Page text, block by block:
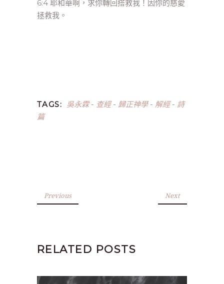
6:4 耶和華啊，求你轉回搭救我！因你的慈愛
拯救我。
TAGS: 吳永霖- 查經- 歸正神學- 解經- 詩
篇
Previous Next
RELATED POSTS